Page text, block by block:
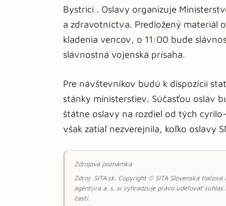
Bystrici . Oslavy organizuje
a zdravotníctva. Predložený materiál
kladenia vencov, o 11:00 bude
slávnostná vojenská prísaha.
Pre návštevníkov budú k dispozícii
stánky ministerstiev. Súčasťou osláv
štátne oslavy na rozdiel od tých
však zatiaľ nezverejnila, koľko oslavy
Zdrojová poznámka
Zdroj: SITA.sk. Copyright © SITA Slovenská
agentúra a. s. si vyhradzuje právo udeľovať
častí.